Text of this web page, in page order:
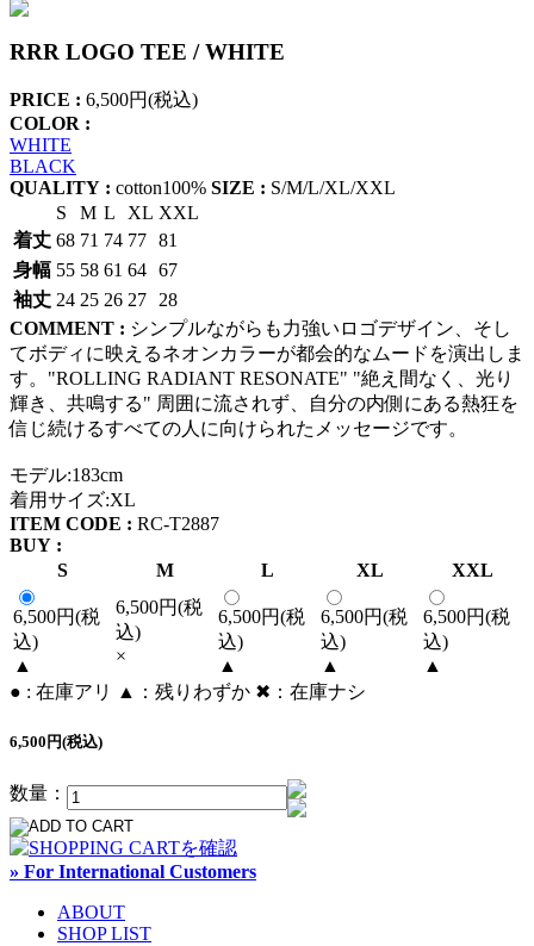
RRR LOGO TEE / WHITE
PRICE : 6,500円(税込)
COLOR :
WHITE
BLACK
QUALITY : cotton100% SIZE : S/M/L/XL/XXL
S
M L XL XXL
着丈 68 71 74 77 81
身幅 55 58 61 64 67
袖丈 24 25 26 27
28
COMMENT : シンプルながらも力強いロゴデザイン、そし
てボディに映えるネオンカラーが都会的なムードを演出しま
す。"ROLLING RADIANT RESONATE" "絶え間なく、光り
輝き、共鳴する" 周囲に流されず、自分の内側にある熱狂を
信じ続けるすべての人に向けられたメッセージです。
モデル:183cm
着用サイズ:XL
ITEM CODE : RC-T2887
BUY :
S
M L XL XXL
6,500円(税
込)
▲
6,500円(税
込)
×
6,500円(税
込)
▲
6,500円(税
込)
▲
6,500円(税
込)
▲
● : 在庫アリ ▲：残りわずか ✖︎：在庫ナシ
6,500円(税込)
数量：
» For International Customers
ABOUT
SHOP LIST